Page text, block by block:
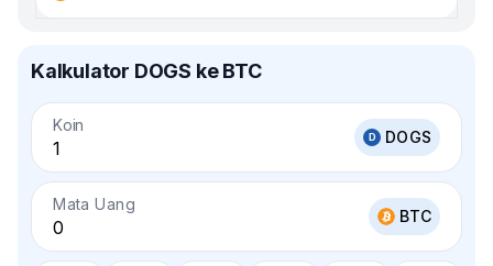
Kalkulator DOGS ke BTC
Koin
DOGS
Mata Uang
BTC